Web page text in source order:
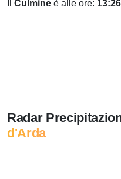
Culmine è alle ore: 13:26
Radar
d'Arda